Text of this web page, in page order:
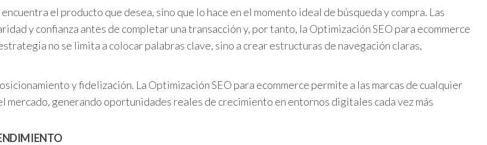
el producto que desea, sino que lo hace en el momento ideal de búsqueda y compra. Las
y confianza antes de completar una transacción y, por tanto, la Optimización SEO para ecommerce
no se limita a colocar palabras clave, sino a crear estructuras de navegación claras,
y fidelización. La Optimización SEO para ecommerce permite a las marcas de cualquier
generando oportunidades reales de crecimiento en entornos digitales cada vez más